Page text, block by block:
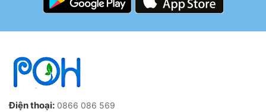
Điện thoại: 0866 086 569